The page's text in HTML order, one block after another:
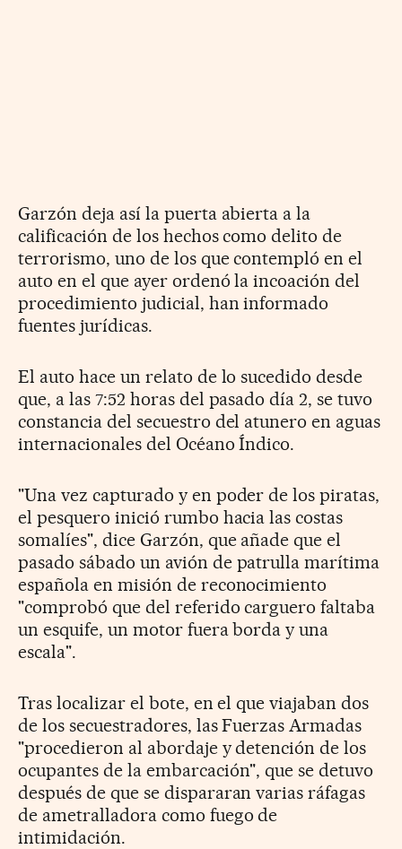
Garzón deja así la puerta abierta a la
calificación de los hechos como delito de
terrorismo, uno de los que contempló en el
auto en el que ayer ordenó la incoación del
procedimiento judicial, han informado
fuentes jurídicas.
El auto hace un relato de lo sucedido desde
que, a las 7:52 horas del pasado día 2, se tuvo
constancia del secuestro del atunero en aguas
internacionales del Océano Índico.
"Una vez capturado y en poder de los piratas,
el pesquero inició rumbo hacia las costas
somalíes", dice Garzón, que añade que el
pasado sábado un avión de patrulla marítima
española en misión de reconocimiento
"comprobó que del referido carguero faltaba
un esquife, un motor fuera borda y una
escala".
Tras localizar el bote, en el que viajaban dos
de los secuestradores, las Fuerzas Armadas
"procedieron al abordaje y detención de los
ocupantes de la embarcación", que se detuvo
después de que se dispararan varias ráfagas
de ametralladora como fuego de
intimidación.